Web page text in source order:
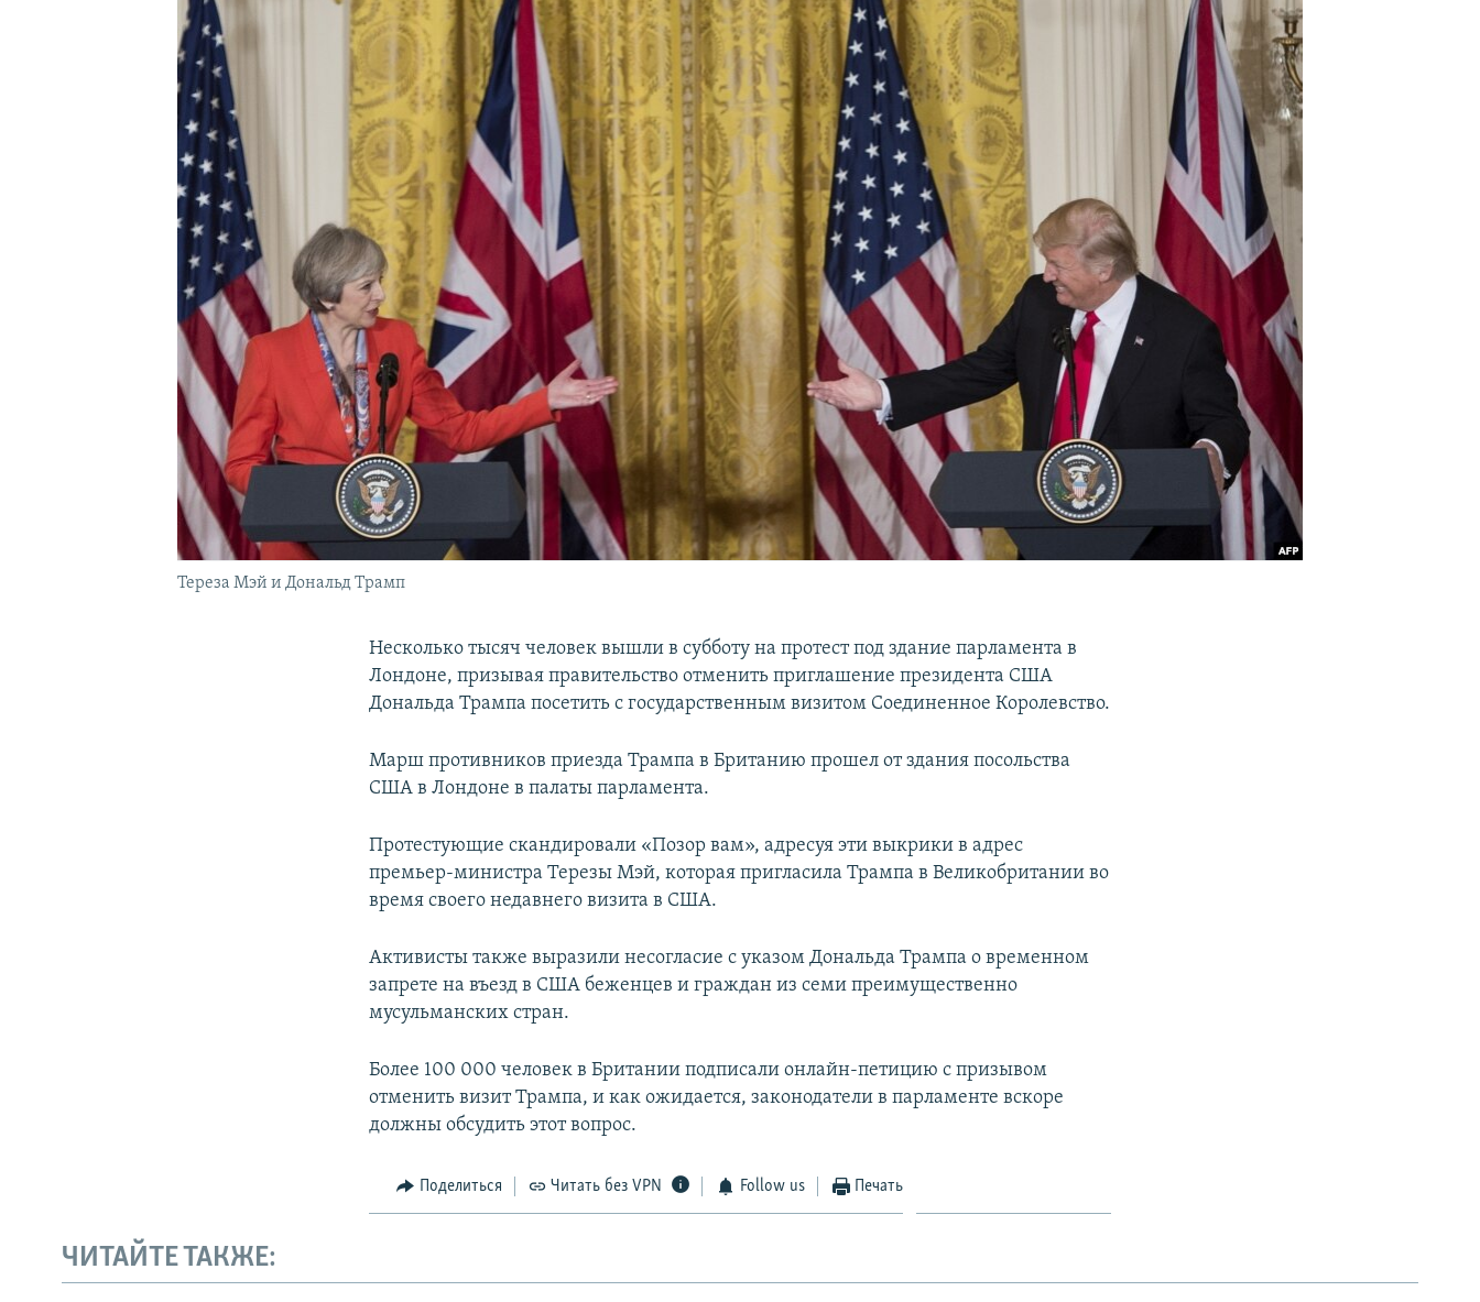
КРЫМ.НЕПОКОРЕННЫЙ
УКРАИНСКАЯ ПРОБЛЕМА КРЫМА
Тереза Мэй и Дональд Трамп
Несколько тысяч человек вышли в субботу на протест под здание парламента в
Лондоне, призывая правительство отменить приглашение президента США
Дональда Трампа посетить с государственным визитом Соединенное Королевство.
Марш противников приезда Трампа в Британию прошел от здания посольства
США в Лондоне в палаты парламента.
Протестующие скандировали «Позор вам», адресуя эти выкрики в адрес
премьер-министра Терезы Мэй, которая пригласила Трампа в Великобритании во
время своего недавнего визита в США.
Активисты также выразили несогласие с указом Дональда Трампа о временном
запрете на въезд в США беженцев и граждан из семи преимущественно
мусульманских стран.
Более 100 000 человек в Британии подписали онлайн-петицию с призывом
отменить визит Трампа, и как ожидается, законодатели в парламенте вскоре
должны обсудить этот вопрос.
Поделиться Читать без VPN Follow us Печать
ЧИТАЙТЕ ТАКЖЕ: